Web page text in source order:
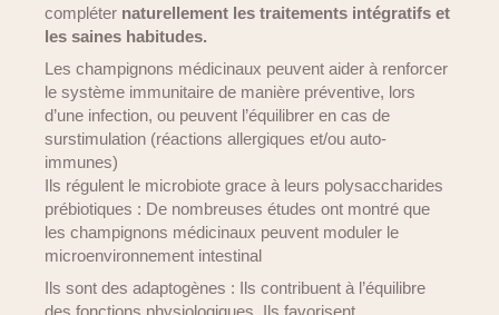
compléter naturellement les traitements intégratifs et
les saines habitudes.
Les champignons médicinaux peuvent aider à renforcer
le système immunitaire de manière préventive, lors
d’une infection, ou peuvent l’équilibrer en cas de
surstimulation (réactions allergiques et/ou auto-
immunes)
Ils régulent le microbiote grace à leurs polysaccharides
prébiotiques : De nombreuses études ont montré que
les champignons médicinaux peuvent moduler le
microenvironnement intestinal
Ils sont des adaptogènes : Ils contribuent à l’équilibre
des fonctions physiologiques. Ils favorisent